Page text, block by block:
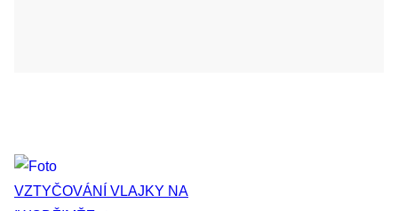
VZTYČOVÁNÍ VLAJKY NA